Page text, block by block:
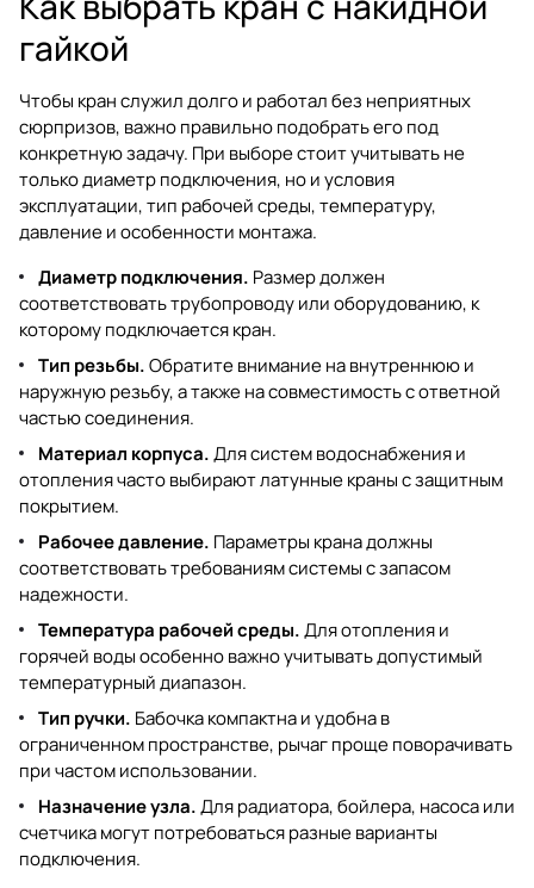
гайкой
Чтобы кран служил долго и работал без неприятных
сюрпризов, важно правильно подобрать его под
конкретную задачу. При выборе стоит учитывать не
только диаметр подключения, но и условия
эксплуатации, тип рабочей среды, температуру,
давление и особенности монтажа.
Диаметр подключения. Размер должен
соответствовать трубопроводу или оборудованию, к
которому подключается кран.
Тип резьбы.Обратите внимание на внутреннюю и
наружную резьбу, а также на совместимость с ответной
частью соединения.
Материал корпуса.Для систем водоснабжения и
отопления часто выбирают латунные краны с защитным
покрытием.
Рабочее давление. Параметры крана должны
соответствовать требованиям системы с запасом
надежности.
Температура рабочей среды.Для отопления и
горячей воды особенно важно учитывать допустимый
температурный диапазон.
Тип ручки. Бабочка компактна и удобна в
ограниченном пространстве, рычаг проще поворачивать
при частом использовании.
Назначение узла.Для радиатора, бойлера, насоса или
счетчика могут потребоваться разные варианты
подключения.